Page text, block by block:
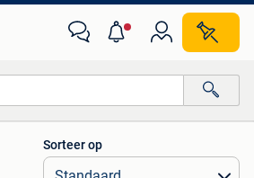
Alle afstanden…
Sorteer op